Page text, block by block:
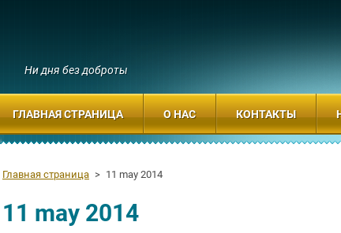
Ни дня без доброты
Главная страница > 11 may 2014
11 may 2014
ГЛАВНАЯ СТРАНИЦА О НАС КОНТАКТЫ